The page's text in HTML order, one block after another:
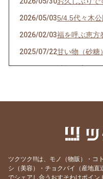
2026/05/035/4.5代々木公
2026/02/03福を呼ぶ恵方
2025/07/22甘い物（砂糖
2025/06/02情報に流され
酵素ドリン
2025/04/08
高級車になり
事はガソリン
ツクツク!!!は、モノ（物販）・コ
シ（美容）・チョクバイ（産地直
でシェアし合うおすそわけポイン